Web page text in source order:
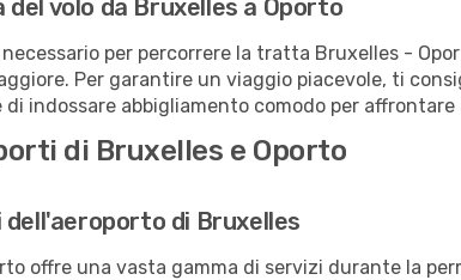
del volo da Bruxelles a Oporto
per percorrere la tratta Bruxelles -
Per garantire un viaggio piacevole, ti
di indossare abbigliamento comodo per
di Bruxelles e Oporto
dell'aeroporto di Bruxelles
offre una vasta gamma di servizi durante la